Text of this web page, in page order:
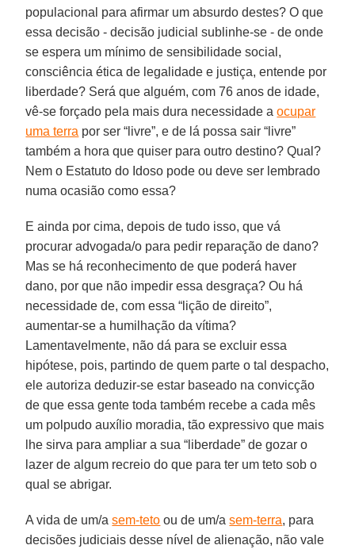
populacional para afirmar um absurdo destes? O que
essa decisão - decisão judicial sublinhe-se - de onde
se espera um mínimo de sensibilidade social,
consciência ética de legalidade e justiça, entende por
liberdade? Será que alguém, com 76 anos de idade,
vê-se forçado pela mais dura necessidade aocupar
uma terra por ser “livre”, e de lá possa sair “livre”
também a hora que quiser para outro destino? Qual?
Nem o Estatuto do Idoso pode ou deve ser lembrado
numa ocasião como essa?
E ainda por cima, depois de tudo isso, que vá
procurar advogada/o para pedir reparação de dano?
Mas se há reconhecimento de que poderá haver
dano, por que não impedir essa desgraça? Ou há
necessidade de, com essa “lição de direito”,
aumentar-se a humilhação da vítima?
Lamentavelmente, não dá para se excluir essa
hipótese, pois, partindo de quem parte o tal despacho,
ele autoriza deduzir-se estar baseado na convicção
de que essa gente toda também recebe a cada mês
um polpudo auxílio moradia, tão expressivo que mais
lhe sirva para ampliar a sua “liberdade” de gozar o
lazer de algum recreio do que para ter um teto sob o
qual se abrigar.
A vida de um/asem-teto ou de um/asem-terra, para
decisões judiciais desse nível de alienação, não vale